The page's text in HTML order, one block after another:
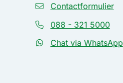
Contactformulier
088 - 321 5000
Chat via WhatsApp